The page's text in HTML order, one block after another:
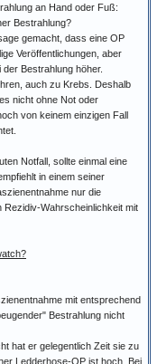
an Hand oder Fuß:
Bestrahlung?
gemacht, dass eine OP
Veröffentlichungen, aber
Bestrahlung höher.
auch zu Krebs. Deshalb
nicht ohne Not oder
von keinem einzigen Fall
Notfall, sollte einmal eine
in einem seiner
nur die
Rezidiv-Wahrscheinlichkeit mit
mit entsprechend
Bestrahlung nicht
hat er gelegentlich Zeit sie zu
Ledderhose-OP ist hoch. Bei